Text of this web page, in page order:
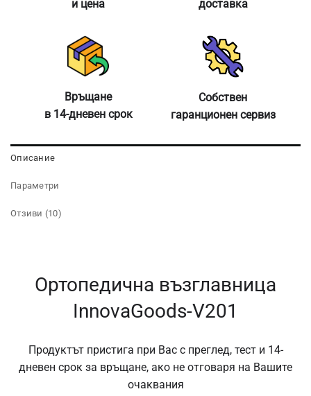
и цена
доставка
Връщане
в 14-дневен срок
Собствен
гаранционен сервиз
Описание
Параметри
Отзиви (10)
Ортопедична възглавница
InnovaGoods-V201
Продуктът пристига при Вас с преглед, тест и 14-
дневен срок за връщане, ако не отговаря на Вашите
очаквания